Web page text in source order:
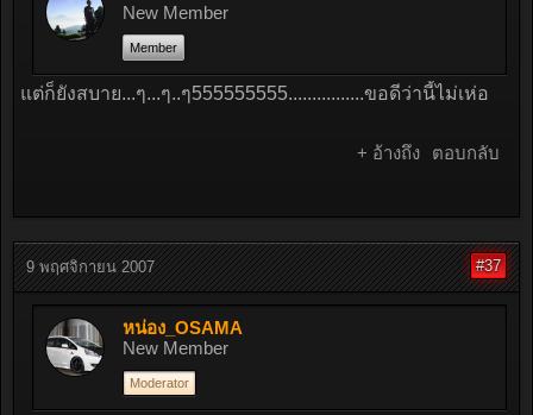
New Member
Member
แต่ก็ยังสบาย...ๆ...ๆ..ๆ555555555................ขอดีว่านี้ไม่เห่อ
+ อ้างถึง ตอบกลับ
9 พฤศจิกายน 2007 #37
หน่อง_OSAMA
New Member
Moderator